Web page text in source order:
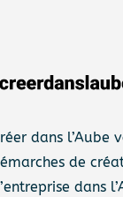
dans l’Aube
de
dans